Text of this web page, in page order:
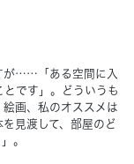
が……「ある空間に入
です」。どういうも
画、私のオススメは
見渡して、部屋のど
。